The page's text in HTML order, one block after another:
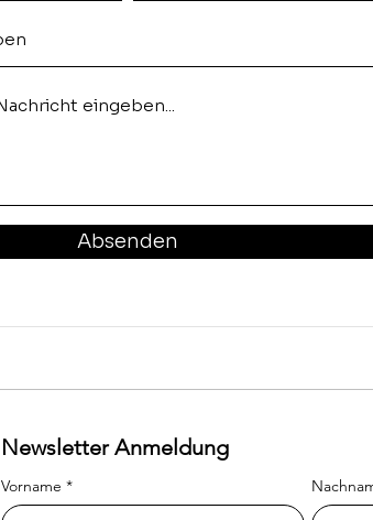
Absenden
Newsletter Anmeldung
Vorname *